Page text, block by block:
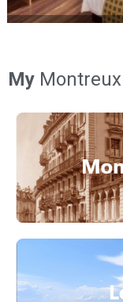
My Montreux